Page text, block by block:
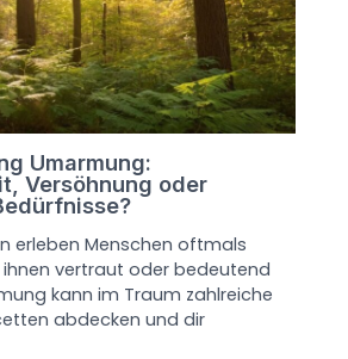
Umarmung:
Versöhnung oder
erleben Menschen oftmals
ihnen vertraut oder bedeutend
kann im Traum zahlreiche
abdecken und dir